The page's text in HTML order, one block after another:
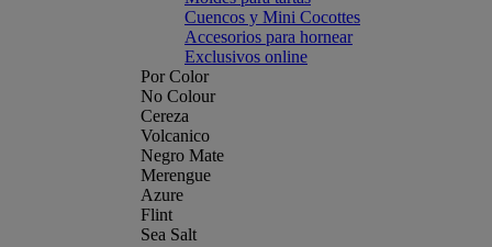
Cuencos y Mini Cocottes
Accesorios para hornear
Exclusivos online
Por Color
No Colour
Cereza
Volcanico
Negro Mate
Merengue
Azure
Flint
Sea Salt